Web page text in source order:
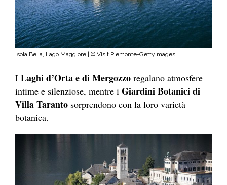
Isola Bella, Lago Maggiore | © Visit Piemonte-GettyImages
I Laghi d’Orta e di Mergozzo regalano atmosfere
intime e silenziose, mentre i Giardini Botanici di
Villa Taranto sorprendono con la loro varietà
botanica.